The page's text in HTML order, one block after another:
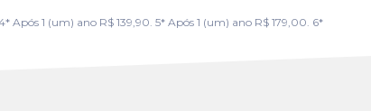
Após 1 (um) ano R$ 139,90. 5* Após 1 (um) ano R$ 179,00. 6*